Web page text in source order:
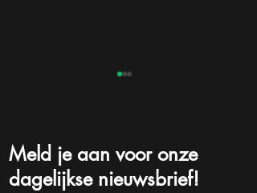
Meld je aan voor onze
dagelijkse nieuwsbrief!